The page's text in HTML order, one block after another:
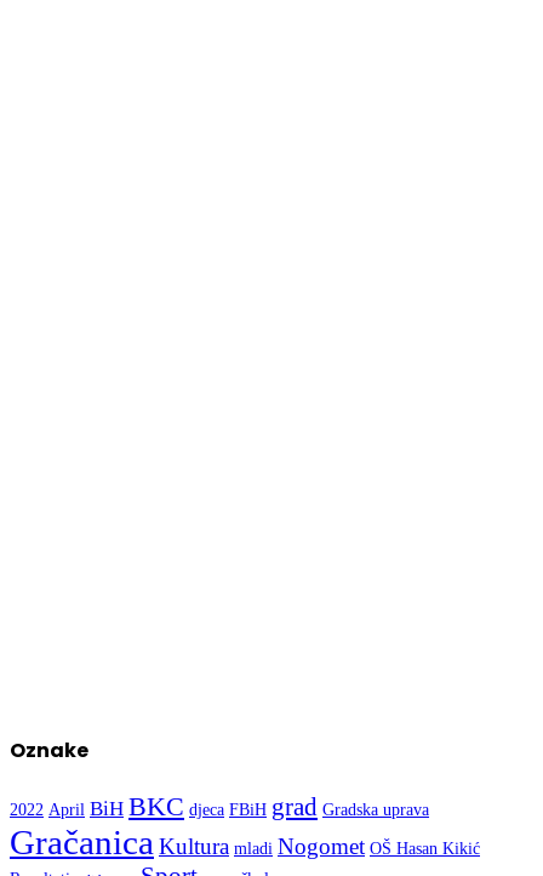
Oznake
2022 April BiH BKC djeca FBiH grad Gradska uprava
GračanicaKultura mladi Nogomet OŠ Hasan Kikić